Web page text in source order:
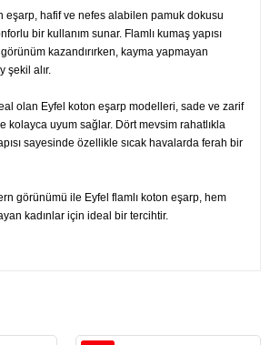
eşarp, hafif ve nefes alabilen pamuk dokusu
bir kullanım sunar. Flamlı kumaş yapısı
kazandırırken, kayma yapmayan
şekil alır.
olan Eyfel koton eşarp modelleri, sade ve zarif
kolayca uyum sağlar. Dört mevsim rahatlıkla
sayesinde özellikle sıcak havalarda ferah bir
görünümü ile Eyfel flamlı koton eşarp, hem
kadınlar için ideal bir tercihtir.